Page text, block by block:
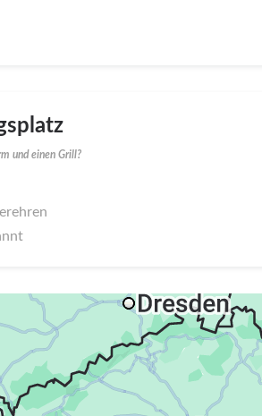
und einen Grill?